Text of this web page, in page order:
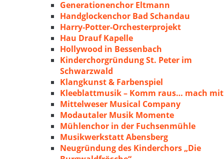
Generationenchor Eltmann
Handglockenchor Bad Schandau
Harry-Potter-Orchesterprojekt
Hau Drauf Kapelle
Hollywood in Bessenbach
Kinderchorgründung St. Peter im
Schwarzwald
Klangkunst & Farbenspiel
Kleeblattmusik – Komm raus… mach mit
Mittelweser Musical Company
Modautaler Musik Momente
Mühlenchor in der Fuchsenmühle
Musikwerkstatt Abensberg
Neugründung des Kinderchors „Die